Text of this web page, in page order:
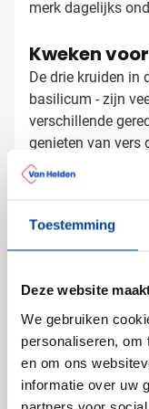
Toestemming
Deze website
We gebruiken
personaliseren, om
en om ons
informatie over uw
partners voor
merk dagelijks
Kweken
De drie kruiden in
basilicum - zijn
verschillende
genieten van vers
geven dan
terracotta potjes
groei van de
logo
kruidenpotjes
Met je
Met een
Met een full
De terracotta